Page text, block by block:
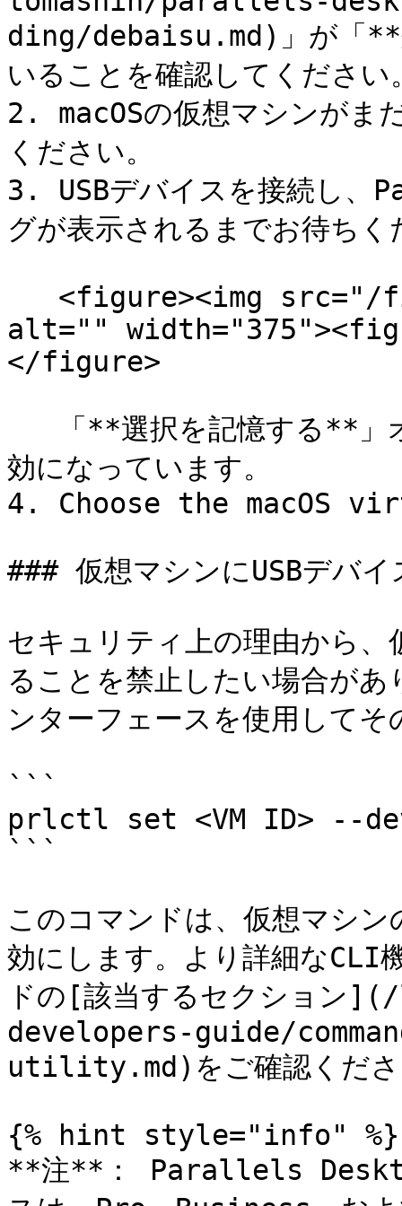
ding/debaisu.md)」が「**
いることを確認してください
2. macOSの仮想マシンがま
ください。
3. USBデバイスを接続し
グが表示されるまでお待ちく
alt=""
</figure>
効になっています。
4. Choose the macOS
### 仮想マシンにUSBデバ
セキュリティ上の理由から、
ることを禁止したい場合が
ンターフェースを使用してそ
```
prlctl set <VM ID> --
```
このコマンドは、仮想マシン
効にします。より詳細なCLI
ドの[該当するセクショ
developers-guide/
utility.md)をご確認くださ
{% hint style="info" %}
**注**： Parallels